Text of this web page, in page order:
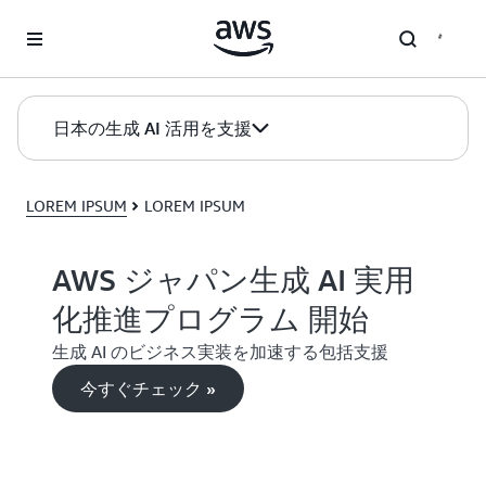
日本の生成 AI 活用を支援
LOREM IPSUM LOREM IPSUM
AWS ジャパン生成 AI 実用
化推進プログラム 開始
生成 AI のビジネス実装を加速する包括支援
今すぐチェック »